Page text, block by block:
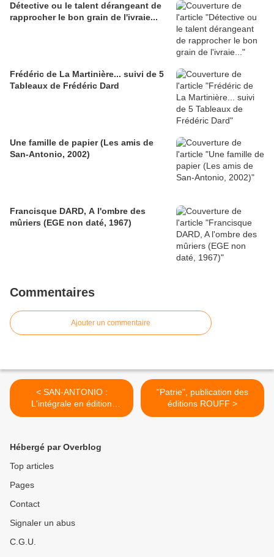
Détective ou le talent dérangeant de
rapprocher le bon grain de l'ivraie...
Frédéric de La Martinière... suivi de 5
Tableaux de Frédéric Dard
Une famille de papier (Les amis de
San-Antonio, 2002)
Francisque DARD, A l'ombre des
mûriers (EGE non daté, 1967)
Commentaires
Ajouter un commentaire
< SAN-ANTONIO :
L'intégrale en édition
originale
"Patrie", publication des
éditions ROUFF >
Hébergé par Overblog
Top articles
Pages
Contact
Signaler un abus
C.G.U.